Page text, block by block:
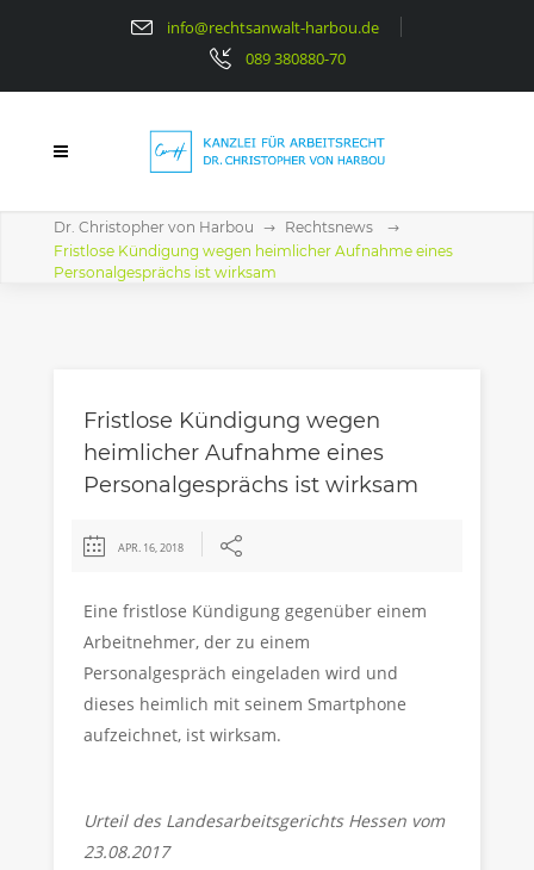
info@rechtsanwalt-harbou.de
089 380880-70
Dr. Christopher von Harbou
Rechtsnews
Fristlose Kündigung wegen heimlicher Aufnahme eines
Personalgesprächs ist wirksam
Fristlose Kündigung wegen
heimlicher Aufnahme eines
Personalgesprächs ist wirksam
APR. 16, 2018
Eine fristlose Kündigung gegenüber einem
Arbeitnehmer, der zu einem
Personalgespräch eingeladen wird und
dieses heimlich mit seinem Smartphone
aufzeichnet, ist wirksam.
Urteil des Landesarbeitsgerichts Hessen vom
23.08.2017